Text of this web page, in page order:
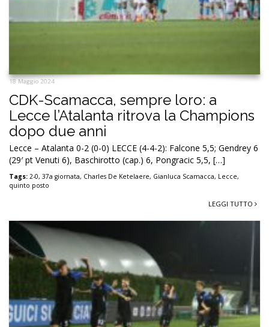
18 Maggio 2024
CDK-Scamacca, sempre loro: a
Lecce l’Atalanta ritrova la Champions
dopo due anni
Lecce – Atalanta 0-2 (0-0) LECCE (4-4-2): Falcone 5,5; Gendrey 6
(29′ pt Venuti 6), Baschirotto (cap.) 6, Pongracic 5,5, […]
Tags: 2-0, 37a giornata, Charles De Ketelaere, Gianluca Scamacca, Lecce,
quinto posto
LEGGI TUTTO